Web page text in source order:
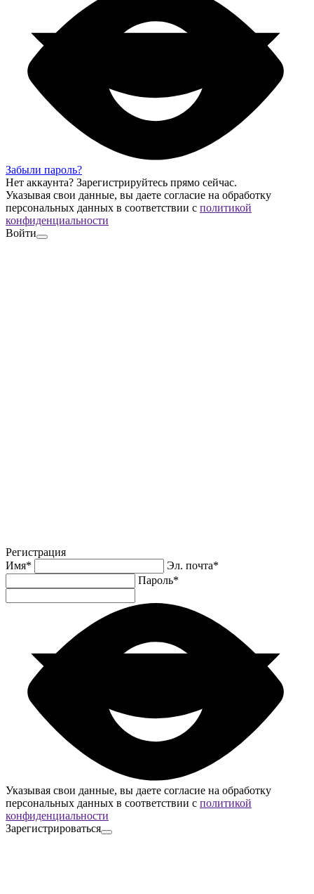
Забыли пароль?
Нет аккаунта? Зарегистрируйтесь прямо сейчас.
Указывая свои данные, вы даете согласие на обработку
персональных данных в соответствии с политикой
конфиденциальности
Войти
Регистрация
Имя* Эл. почта*
Пароль*
Указывая свои данные, вы даете согласие на обработку
персональных данных в соответствии с политикой
конфиденциальности
Зарегистрироваться